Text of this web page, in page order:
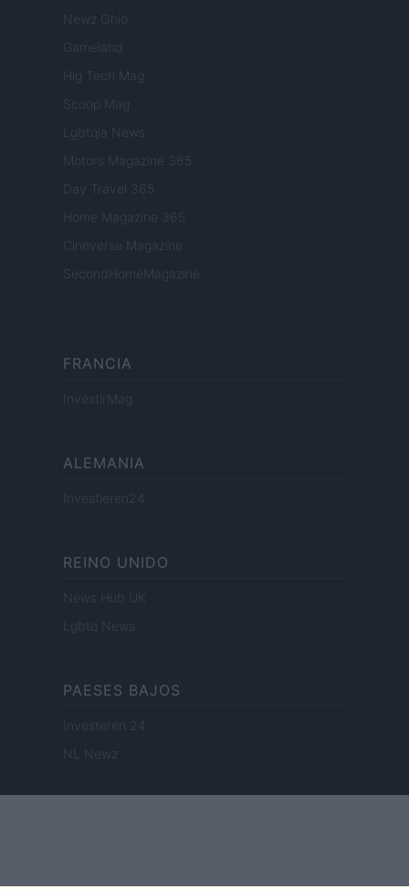
Newz Ohio
Gameland
Hig Tech Mag
Scoop Mag
Lgbtqia News
Motors Magazine 365
Day Travel 365
Home Magazine 365
Cineverse Magazine
SecondHomeMagazine
FRANCIA
InvestirMag
ALEMANIA
Investieren24
REINO UNIDO
News Hub UK
Lgbtq News
PAESES BAJOS
Investeren 24
NL Newz